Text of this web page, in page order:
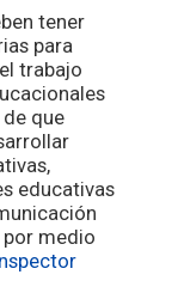
tener
para
trabajo
que
educativas
medio